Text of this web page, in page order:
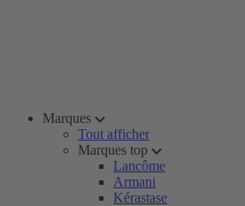
Marques
Tout afficher
Marques top
Lancôme
Armani
Kérastase